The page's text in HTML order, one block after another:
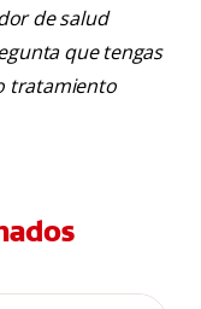
de salud
que tengas
tratamiento